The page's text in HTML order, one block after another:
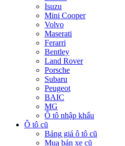
Isuzu
Mini Cooper
Volvo
Maserati
Ferarri
Bentley
Land Rover
Porsche
Subaru
Peugeot
BAIC
MG
Ô tô nhập khẩu
Ô tô cũ
Bảng giá ô tô cũ
Mua bán xe cũ